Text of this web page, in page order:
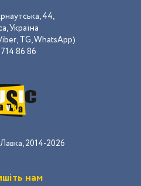
44,
Україна
TG, WhatsApp)
86 86
2014-2026
нам